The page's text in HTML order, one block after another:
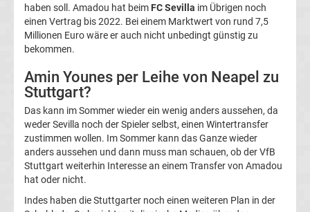
vom
Transfermarkt
Trainerentlassungen
Bundesliga
Porträts
Fußballklubs
haben soll. Amadou hat beim FC Sevilla im Übrigen noch
einen Vertrag bis 2022. Bei einem Marktwert von rund 7,5
Millionen Euro wäre er auch nicht unbedingt günstig zu
bekommen.
Amin Younes per Leihe von Neapel zu
Stuttgart?
Das kann im Sommer wieder ein wenig anders aussehen, da
weder Sevilla noch der Spieler selbst, einen Wintertransfer
zustimmen wollen. Im Sommer kann das Ganze wieder
anders aussehen und dann muss man schauen, ob der VfB
Stuttgart weiterhin Interesse an einem Transfer von Amadou
hat oder nicht.
Indes haben die Stuttgarter noch einen weiteren Plan in der